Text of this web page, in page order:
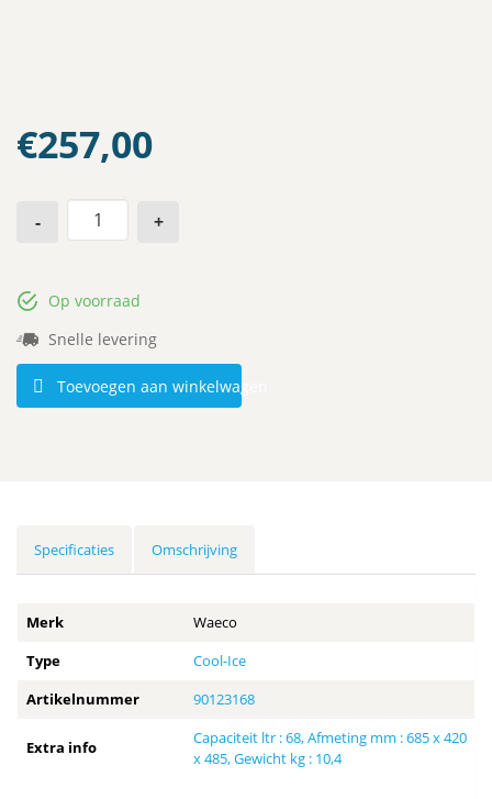
€257,00
- +
Op voorraad
Snelle levering
Toevoegen aan winkelwagen
Specificaties Omschrijving
Merk
Waeco
Type
Cool-Ice
Artikelnummer
90123168
Extra info
Capaciteit ltr : 68, Afmeting mm : 685 x 420
x 485, Gewicht kg : 10,4